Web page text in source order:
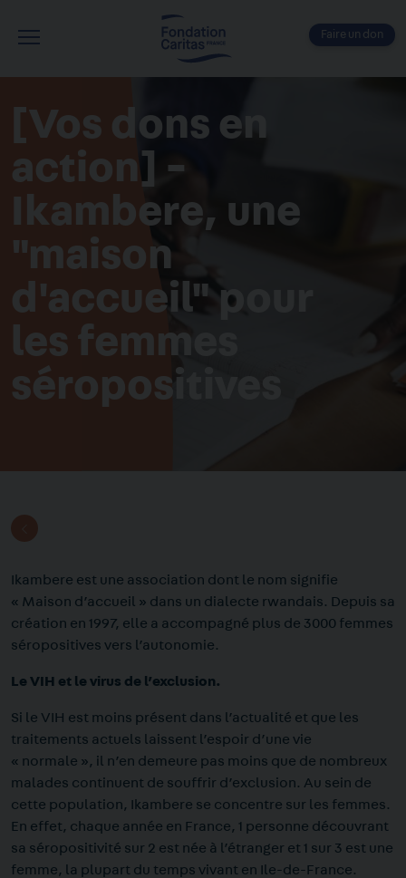
principal
Faire un don
[Vos dons en
action] -
Ikambere, une
"maison
d'accueil" pour
les femmes
séropositives
Ikambere est une association dont le nom signifie
« Maison d’accueil » dans un dialecte rwandais. Depuis sa
création en 1997, elle a accompagné plus de 3000 femmes
séropositives vers l’autonomie.
Le VIH et le virus de l’exclusion.
Si le VIH est moins présent dans l’actualité et que les
traitements actuels laissent l’espoir d’une vie
« normale », il n’en demeure pas moins que de nombreux
malades continuent de souffrir d’exclusion. Au sein de
cette population, Ikambere se concentre sur les femmes.
En effet, chaque année en France, 1 personne découvrant
sa séropositivité sur 2 est née à l’étranger et 1 sur 3 est une
femme, la plupart du temps vivant en Ile-de-France.